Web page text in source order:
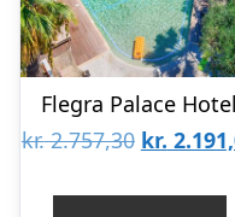
Flegra Palace Hotel
kr.2.757,30 Den
kr.